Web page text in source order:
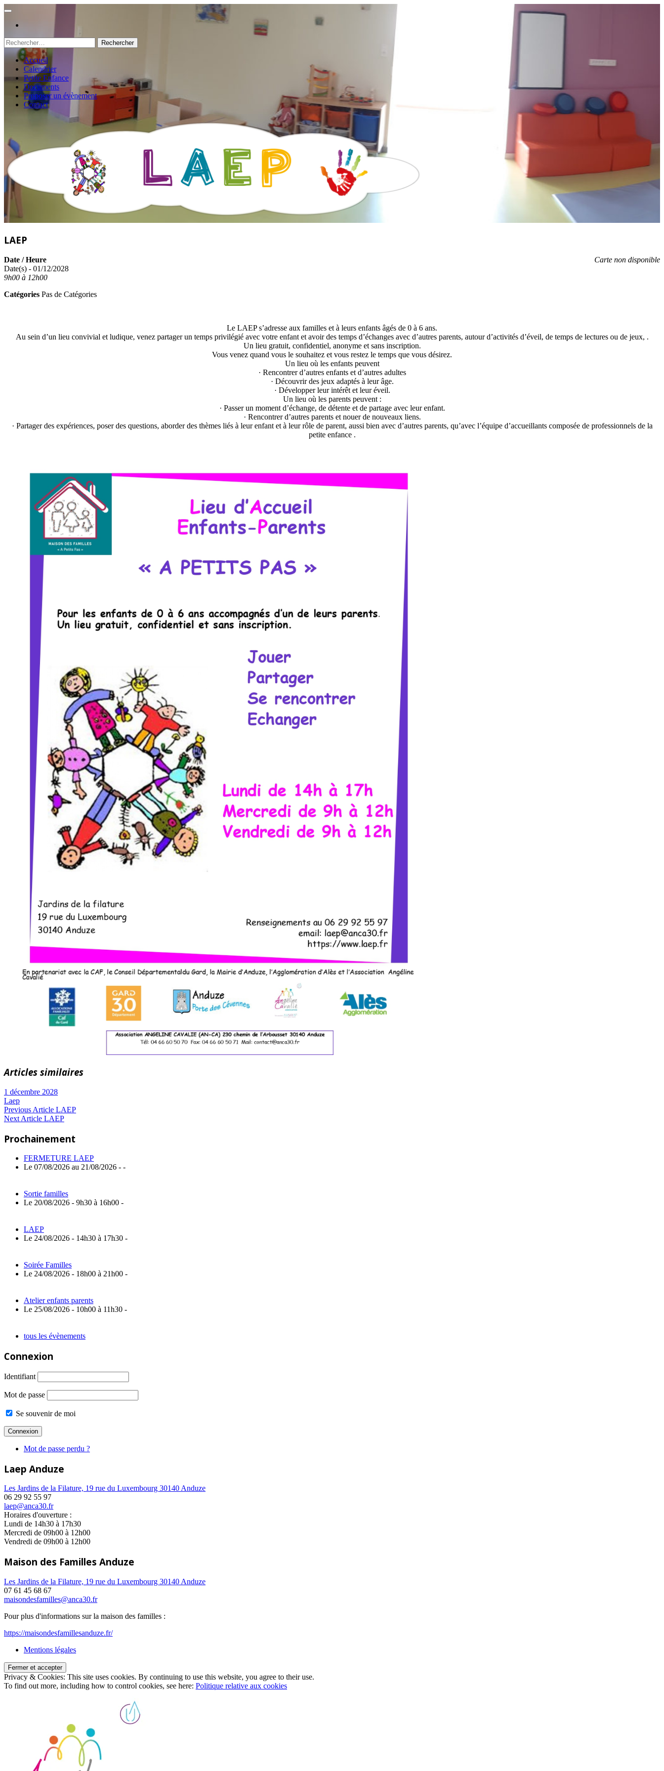
Rechercher :
Accueil
Calendrier
Petite Enfance
Documents
Proposer un évènement
Contact
LAEP
Carte non disponible
Date / Heure
Date(s) - 01/12/2028
9h00 à 12h00
Catégories Pas de Catégories
Le LAEP s’adresse aux familles et à leurs enfants âgés de 0 à 6 ans.
Au sein d’un lieu convivial et ludique, venez partager un temps privilégié avec votre enfant et avoir des temps d’échanges avec d’autres parents, autour d’activités d’éveil, de temps de lectures ou de jeux, .
Un lieu gratuit, confidentiel, anonyme et sans inscription.
Vous venez quand vous le souhaitez et vous restez le temps que vous désirez.
Un lieu où les enfants peuvent
· Rencontrer d’autres enfants et d’autres adultes
· Découvrir des jeux adaptés à leur âge.
· Développer leur intérêt et leur éveil.
Un lieu où les parents peuvent :
· Passer un moment d’échange, de détente et de partage avec leur enfant.
· Rencontrer d’autres parents et nouer de nouveaux liens.
· Partager des expériences, poser des questions, aborder des thèmes liés à leur enfant et à leur rôle de parent, aussi bien avec d’autres parents, qu’avec l’équipe d’accueillants composée de professionnels de la
petite enfance .
Articles similaires
1 décembre 2028
Laep
Navigation
l’article
Previous ArticlePrevious
Post:
LAEP
Next ArticleNext
LAEP
Prochainement
FERMETURE LAEP
Le 07/08/2026 au 21/08/2026 - -
Sortie familles
Le 20/08/2026 - 9h30 à 16h00 -
LAEP
Le 24/08/2026 - 14h30 à 17h30 -
Soirée Familles
Le 24/08/2026 - 18h00 à 21h00 -
Atelier enfants parents
Le 25/08/2026 - 10h00 à 11h30 -
tous les évènements
Connexion
Identifiant
Mot de passe
Se souvenir de moi
Mot de passe perdu ?
Laep Anduze
Les Jardins de la Filature, 19 rue du Luxembourg 30140 Anduze
06 29 92 55 97
laep@anca30.fr
Horaires d'ouverture :
Lundi de 14h30 à 17h30
Mercredi de 09h00 à 12h00
Vendredi de 09h00 à 12h00
Maison des Familles Anduze
Les Jardins de la Filature, 19 rue du Luxembourg 30140 Anduze
07 61 45 68 67
maisondesfamilles@anca30.fr
Pour plus d'informations sur la maison des familles :
https://maisondesfamillesanduze.fr/
Mentions légales
Privacy & Cookies: This site uses cookies. By continuing to use this website, you agree to their use.
To find out more, including how to control cookies, see here: Politique relative aux cookies